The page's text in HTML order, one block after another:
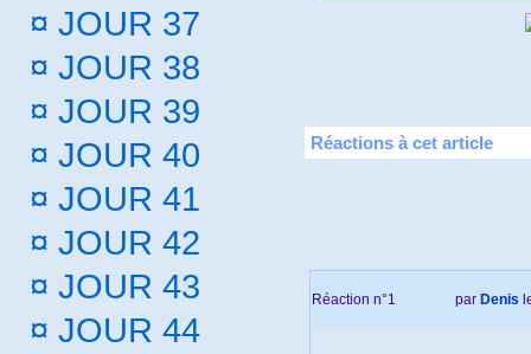
¤ JOUR 37
¤ JOUR 38
¤ JOUR 39
¤ JOUR 40
¤ JOUR 41
¤ JOUR 42
¤ JOUR 43
¤ JOUR 44
Réactions à cet article
Réaction n°1 par Denis